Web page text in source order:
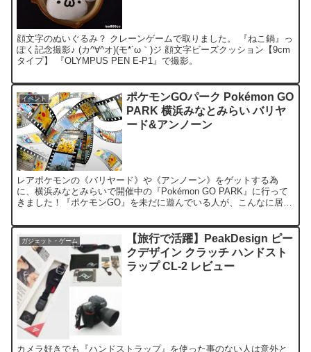
顔文字のぬいぐるみ？ クレーンゲームで取りました。 『ねこ鍋』っ
ぽく記念撮影♪ (カ^∀^オ)(モ*´ω｀)ジ 顔文字ビーズクッション【9cm
タイプ】 『OLYMPUS PEN E-P1』で撮影。
イベント
ポケモンGOパーク Pokémon GO
PARK 横浜みなとみらい バリヤ
ード&アンノーン
レアポケモンの《バリヤード》や《アンノーン》をゲットする為
に、横浜みなとみらいで開催中の『Pokémon GO PARK』に行って
きました！『ポケモンGO』を未だに遊んでいる人が、こんなに居た
ガジェット・ゲーム
【旅行で活躍】PeakDesign ピー
クデザイン クラッチ ハンドスト
ラップ CL-2 レビュー
カメラ好きでも『ハンドストラップ』を使った事のない人は意外と